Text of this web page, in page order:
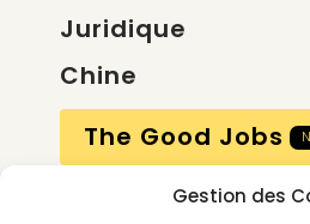
Gestion des
Juridique
Chine
The Good Jobs